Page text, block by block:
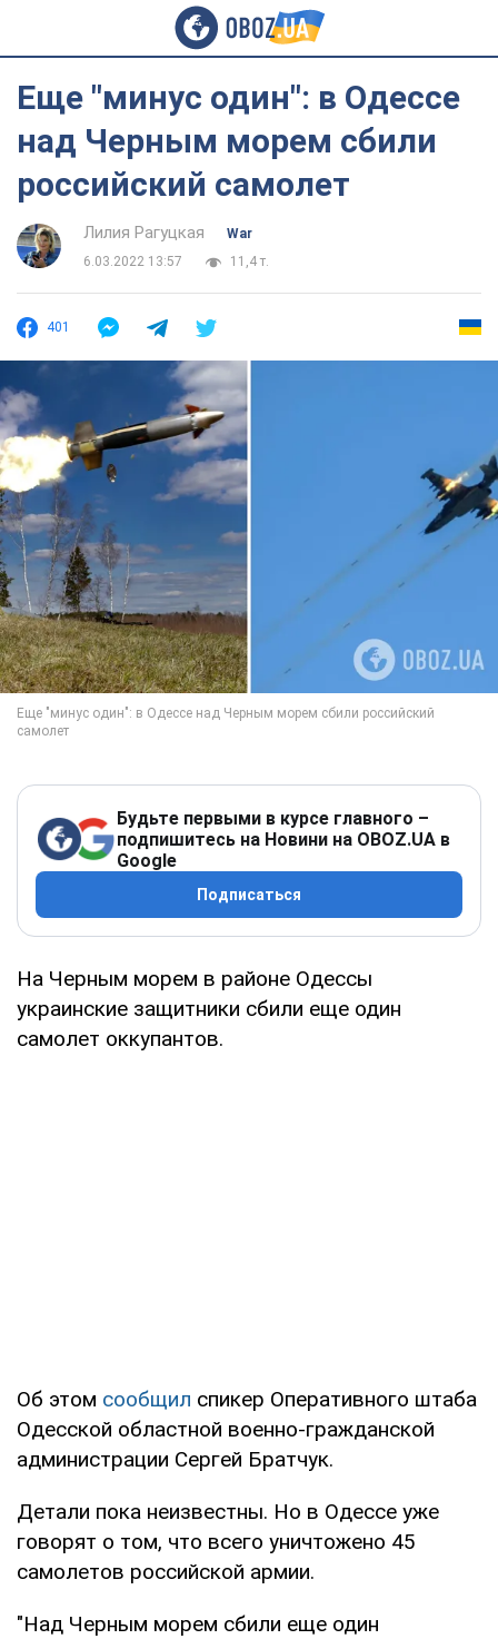
Еще "минус один": в Одессе
над Черным морем сбили
российский самолет
Лилия Рагуцкая
War
6.03.2022 13:57
11,4 т.
401
Будьте первыми в курсе главного –
подпишитесь на Новини на OBOZ.UA в
Google
Подписаться
На Черным морем в районе Одессы
украинские защитники сбили еще один
самолет оккупантов.
Об этом сообщил спикер Оперативного штаба
Одесской областной военно-гражданской
администрации Сергей Братчук.
Детали пока неизвестны. Но в Одессе уже
говорят о том, что всего уничтожено 45
самолетов российской армии.
"Над Черным морем сбили еще один